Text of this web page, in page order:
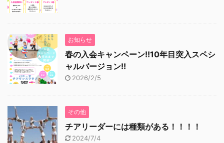
お知らせ
春の入会キャンペーン!!10年目突入スペシ
ャルバージョン!!
2026/2/5
その他
チアリーダーには種類がある！！！！
2024/7/4